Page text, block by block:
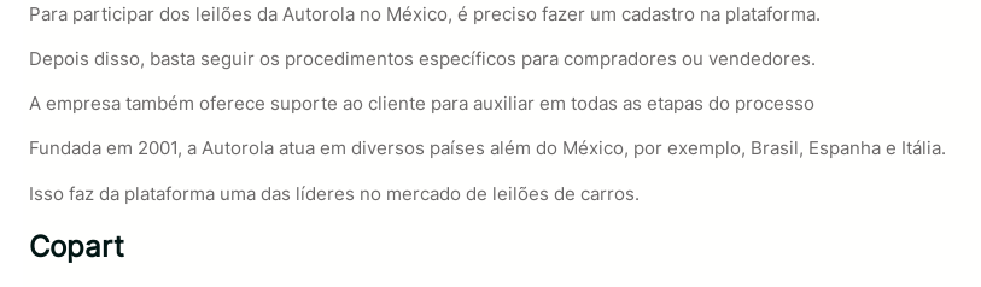
Para participar dos leilões da Autorola no México, é preciso fazer um cadastro na plataforma.
Depois disso, basta seguir os procedimentos específicos para compradores ou vendedores.
A empresa também oferece suporte ao cliente para auxiliar em todas as etapas do processo
Fundada em 2001, a Autorola atua em diversos países além do México, por exemplo, Brasil, Espanha e Itália.
Isso faz da plataforma uma das líderes no mercado de leilões de carros.
Copart